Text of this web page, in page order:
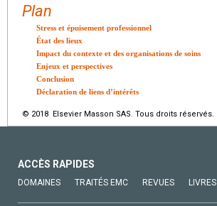
Plan
Stress et épuisement professionnel
État des lieux
Impact du contexte et des organisations de soins
Enjeux et perspectives
Conclusion
Déclaration de liens d’intérêts
© 2018 Elsevier Masson SAS. Tous droits réservés.
ACCÈS RAPIDES
DOMAINES TRAITÉS EMC REVUES LIVRES